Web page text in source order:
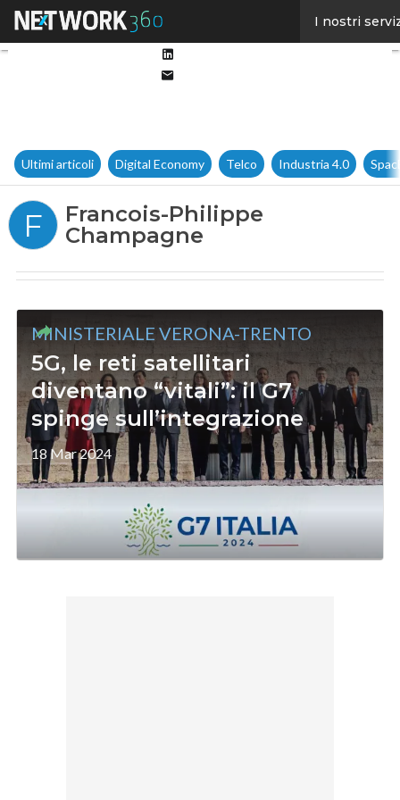
I nostri
Ultimi articoli Digital Economy Telco Industria 4.0
F
Francois-Philippe
Champagne
MINISTERIALE VERONA-TRENTO
5G, le reti satellitari
diventano “vitali”: il G7
spinge sull’integrazione
18 Mar 2024